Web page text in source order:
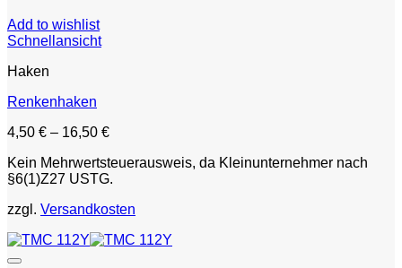
Add to wishlist
Schnellansicht
Haken
Renkenhaken
4,50 € – 16,50 €
Kein Mehrwertsteuerausweis, da Kleinunternehmer nach
§6(1)Z27 USTG.
zzgl. Versandkosten